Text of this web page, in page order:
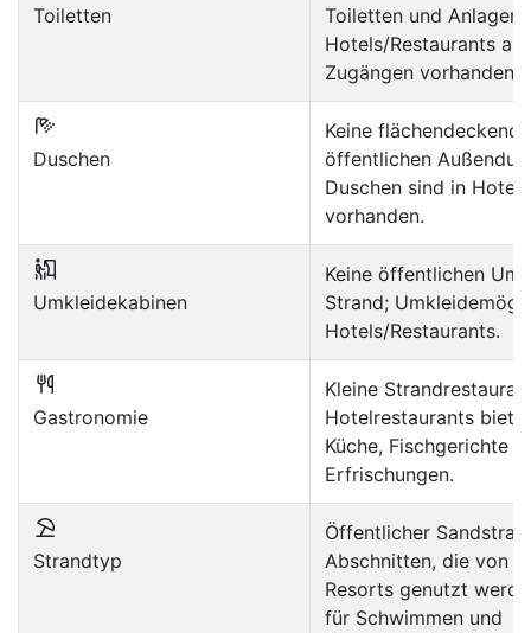
Toiletten
Toiletten und Anlagen
Hotels/Restaurants an
Zugängen vorhanden.
Duschen
Keine
öffentlichen
Duschen sind in
vorhanden.
Umkleidekabinen
Keine öffentlichen
Strand;
Hotels/Restaurants.
Gastronomie
Kleine
Hotelrestaurants
Küche, Fischgerichte
Erfrischungen.
Strandtyp
Öffentlicher
Abschnitten, die von
Resorts genutzt
für Schwimmen und